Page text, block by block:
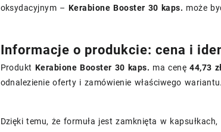
oksydacyjnym – Kerabione Booster 30 kaps. może
Informacje o produkcie: cena i
Produkt Kerabione Booster 30 kaps. ma cenę44,73 zł
odnalezienie oferty i zamówienie właściwego wariantu.
Dzięki temu, że formuła jest zamknięta w